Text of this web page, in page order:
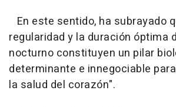
En este sentido, ha subrayado
regularidad y la duración óptima
nocturno constituyen un pilar
determinante e innegociable
la salud del corazón".